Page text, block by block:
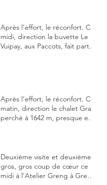
Après l’effort, le réconfort. Ce
midi, direction la buvette Le
Vuipay, aux Paccots, fait partie
Après l’effort, le réconfort. Ce
matin, direction le chalet Grat
perché à 1642 m, presque en
de plaisir.
Deuxième visite et deuxième
gros, gros coup de cœur ce
midi à l'Atelier Greng à Greng